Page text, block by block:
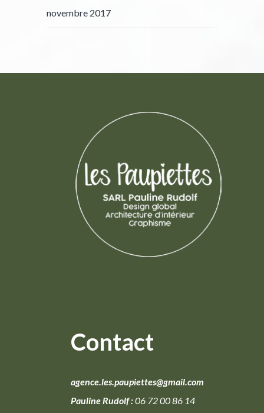
novembre 2017
Contact
agence.les.paupiettes@gmail.com
Pauline Rudolf :06 72 00 86 14